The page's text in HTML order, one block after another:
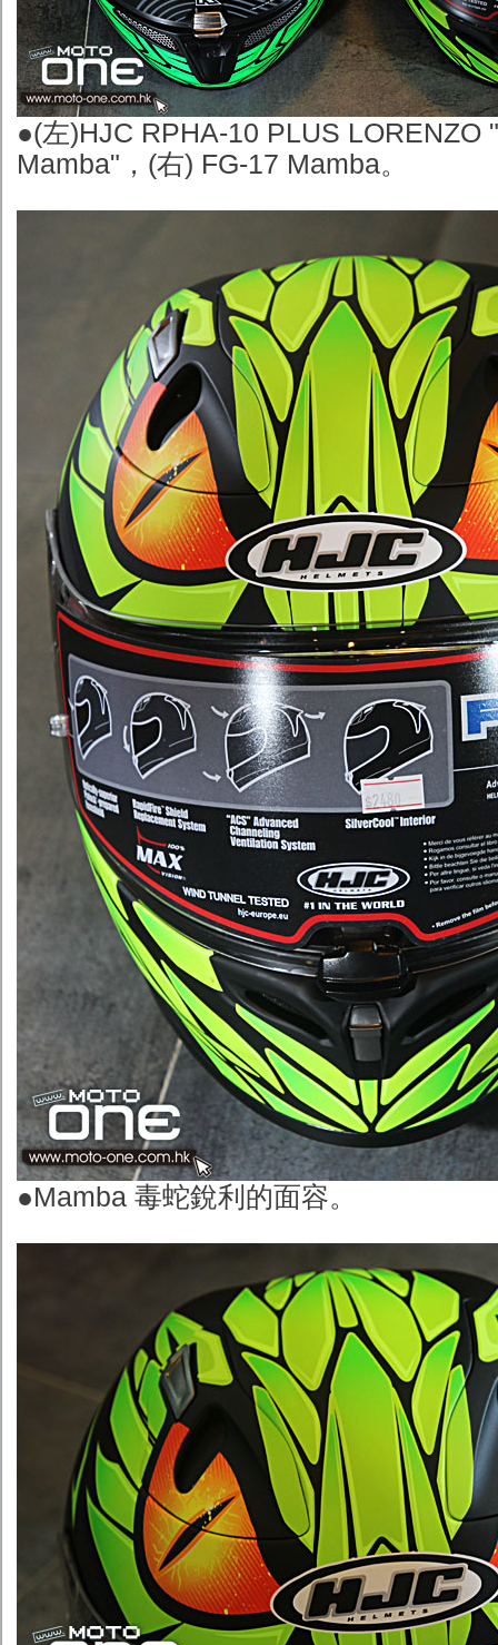
●(左)HJC RPHA-10 PLUS LORENZO
Mamba"，(右) FG-17 Mamba。
●Mamba 毒蛇銳利的面容。